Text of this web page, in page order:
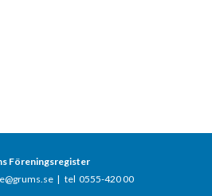
Föreningsregister
| tel 0555-420 00